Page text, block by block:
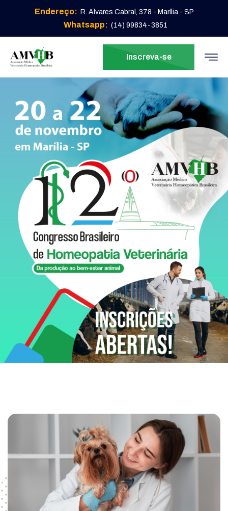
Endereço: R. Alvares Cabral, 378 - Marília - SP
Whatsapp: (14) 99834-3851
Inscreva-se